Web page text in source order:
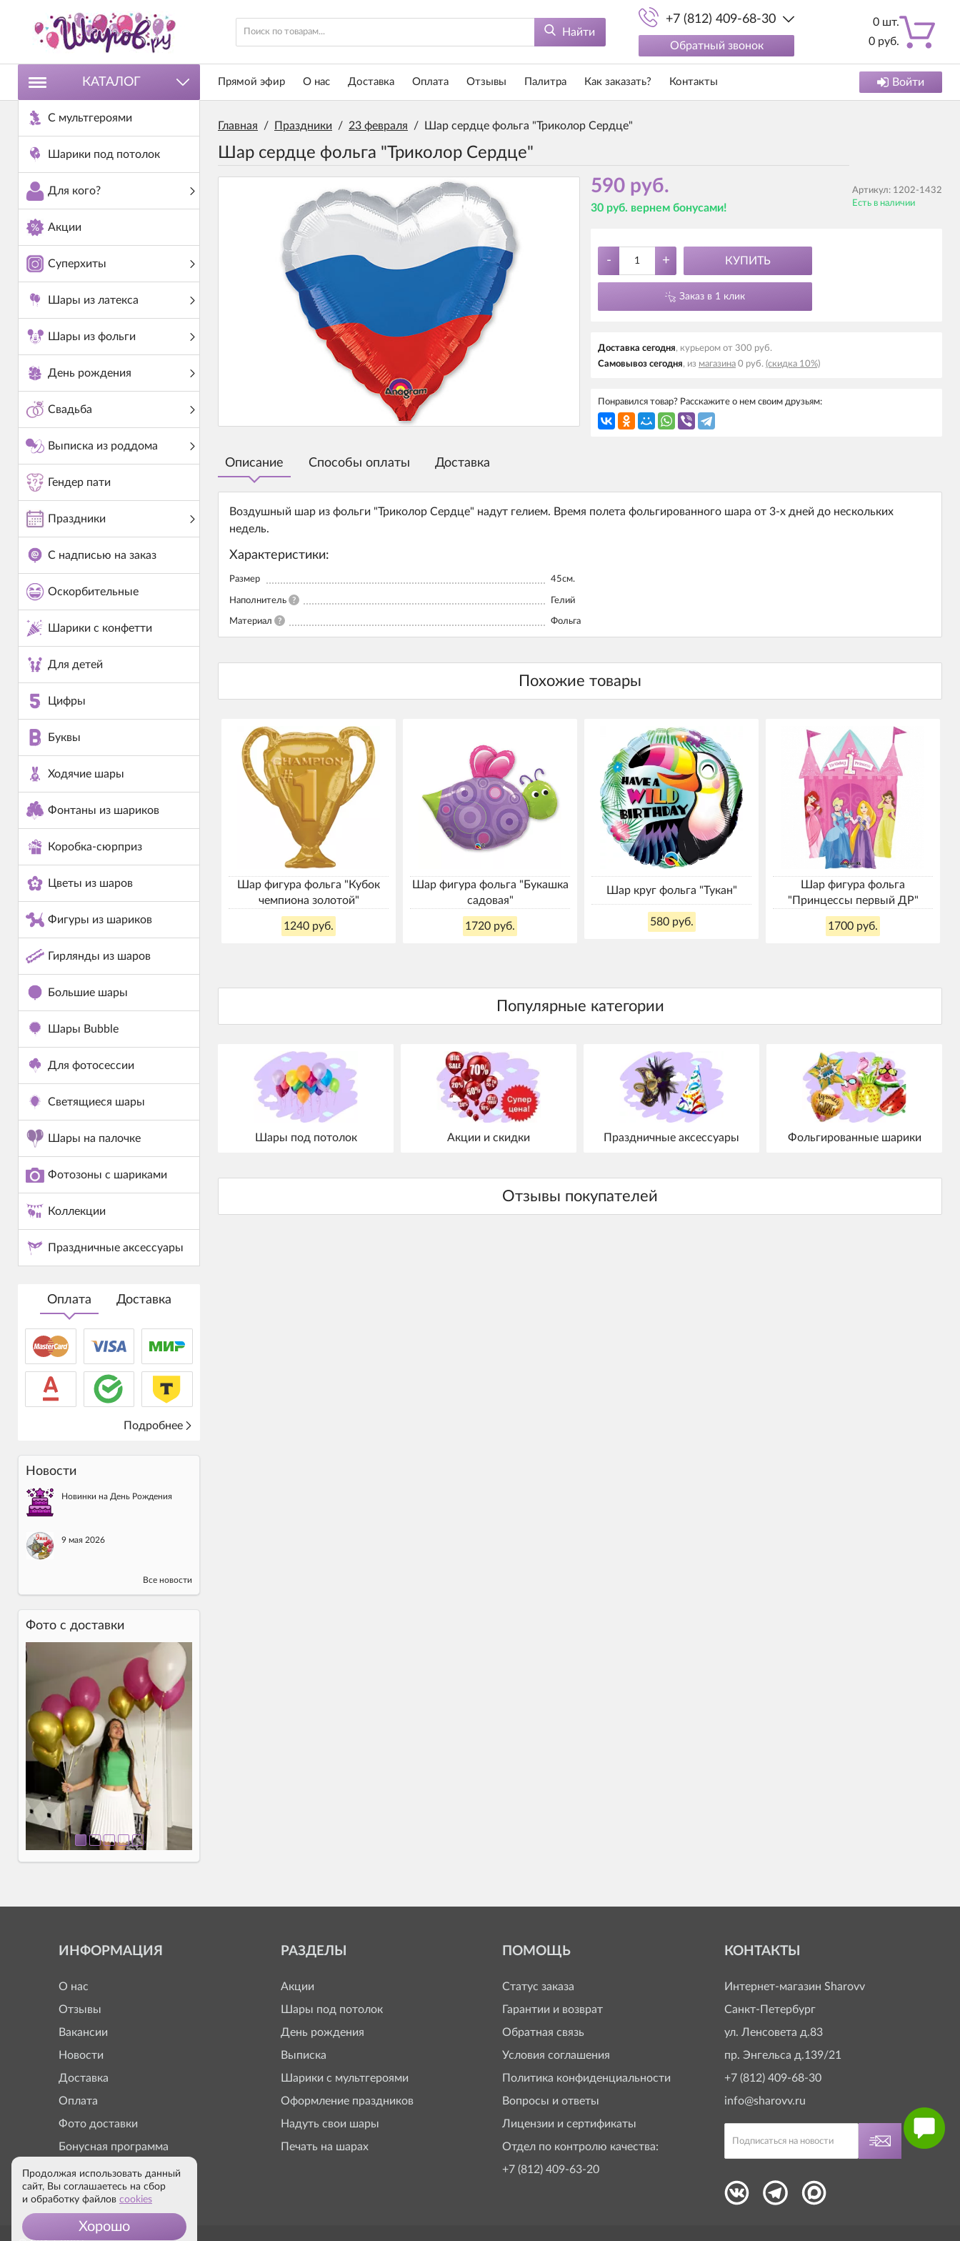
Найти
+7 (812) 409-68-30
Обратный звонок
0 шт.
0 руб.
КАТАЛОГ
С мультгероями
Шарики под потолок
Для кого?
Акции
Суперхиты
Шары из латекса
Шары из фольги
День рождения
Свадьба
Выписка из роддома
Гендер пати
Праздники
С надписью на заказ
Оскорбительные
Шарики с конфетти
Для детей
Цифры
Буквы
Ходячие шары
Фонтаны из шариков
Коробка-сюрприз
Цветы из шаров
Фигуры из шариков
Гирлянды из шаров
Большие шары
Шары Bubble
Для фотосессии
Светящиеся шары
Шары на палочке
Фотозоны с шариками
Коллекции
Праздничные аксессуары
Оплата Доставка
Подробнее
Новости
Новинки на День Рождения
9 мая 2026
Все новости
Фото c доставки
Прямой эфир О нас Доставка Оплата Отзывы Палитра Как заказать? Контакты Войти
Главная / Праздники / 23 февраля / Шар сердце фольга "Триколор Сердце"
Шар сердце фольга "Триколор Сердце"
590 руб.
30 руб. вернем бонусами!
Артикул: 1202-1432
Есть в наличии
- + КУПИТЬ
Заказ в 1 клик
Доставка cегодня, курьером от 300 руб.
Самовывоз cегодня, из магазина 0 руб. (скидка 10%)
Понравился товар? Расскажите о нем своим друзьям:
Описание Способы оплаты Доставка
Воздушный шар из фольги "Триколор Сердце" надут гелием. Время полета фольгированного шара от 3-х дней до нескольких
недель.
Характеристики:
Размер 45см.
Наполнитель ? Гелий
Материал ? Фольга
Шар фигура фольга "Кубок
чемпиона золотой"
1240 руб.
Шар фигура фольга "Букашка
садовая"
1720 руб.
Шар круг фольга "Тукан"
580 руб.
Шар фигура фольга
"Принцессы первый ДР"
1700 руб.
Шары под потолок Акции и скидки Праздничные аксессуары Фольгированные шарики
ИНФОРМАЦИЯ
О нас
Отзывы
Вакансии
Новости
Доставка
Оплата
Фото доставки
Бонусная программа
РАЗДЕЛЫ
Акции
Шары под потолок
День рождения
Выписка
Шарики с мультгероями
Оформление праздников
Надуть свои шары
Печать на шарах
ПОМОЩЬ
Статус заказа
Гарантии и возврат
Обратная связь
Условия соглашения
Политика конфиденциальности
Вопросы и ответы
Лицензии и сертификаты
Отдел по контролю качества:
+7 (812) 409-63-20
КОНТАКТЫ
Интернет-магазин Sharovv
Санкт-Петербург
ул. Ленсовета д.83
пр. Энгельса д.139/21
+7 (812) 409-68-30
info@sharovv.ru
Продолжая использовать данный
сайт, Вы соглашаетесь на сбор
и обработку файлов cookies
Хорошо